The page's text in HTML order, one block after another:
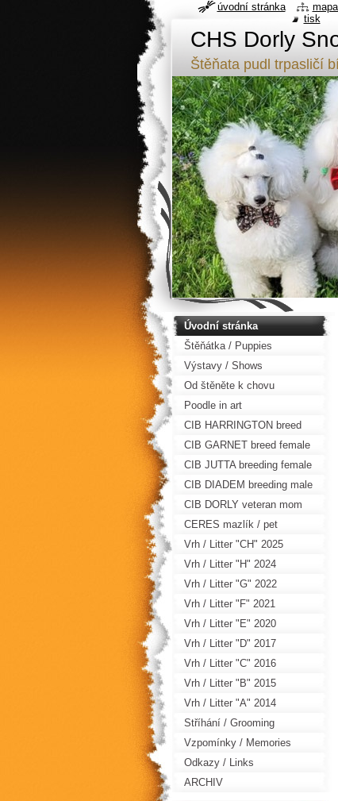
CHS Dorly
Štěňata pudl trpasličí
Úvodní stránka
Štěňátka / Puppies
Výstavy / Shows
Od štěněte k chovu
Poodle in art
CIB HARRINGTON breed
male
CIB GARNET breed female
CIB JUTTA breeding female
CIB DIADEM breeding male
CIB DORLY veteran mom
CERES mazlík / pet
Vrh / Litter "CH" 2025
Vrh / Litter "H" 2024
Vrh / Litter "G" 2022
Vrh / Litter "F" 2021
Vrh / Litter "E" 2020
Vrh / Litter "D" 2017
Vrh / Litter "C" 2016
Vrh / Litter "B" 2015
Vrh / Litter "A" 2014
Stříhání / Grooming
Vzpomínky / Memories
Odkazy / Links
ARCHIV
úvodní stránka
tisk